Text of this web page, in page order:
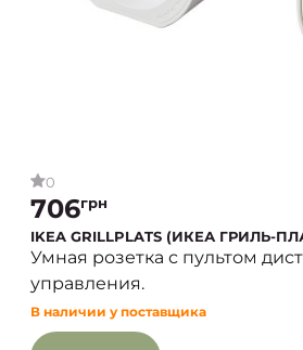
0
706грн
IKEA GRILLPLATS (ИКЕА ГРИЛЬ-
Умная розетка с пультом
управления.
В наличии у поставщика